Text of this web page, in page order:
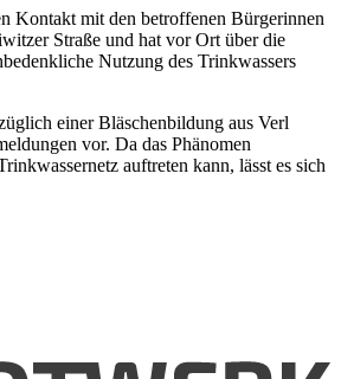
Kontakt mit den betroffenen Bürgerinnen
Straße und hat vor Ort über die
Nutzung des Trinkwassers
einer Bläschenbildung aus Verl
vor. Da das Phänomen
auftreten kann, lässt es sich